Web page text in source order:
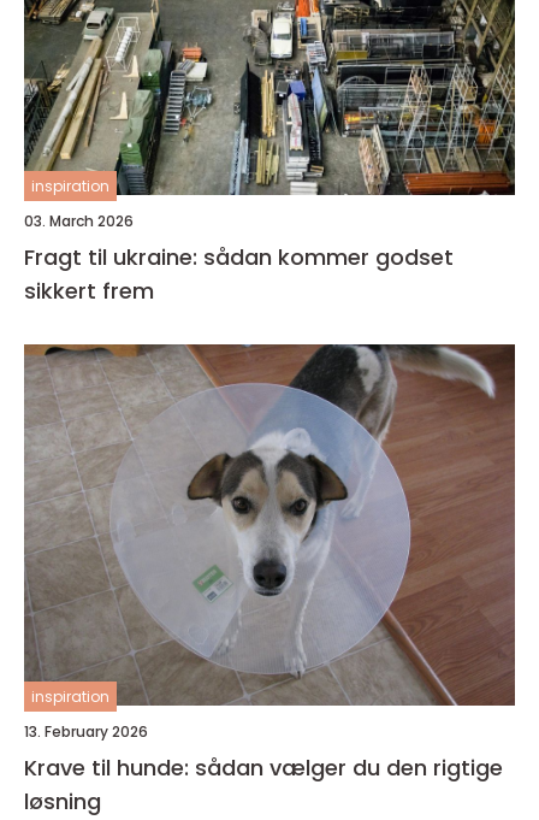
inspiration
03. March 2026
Fragt til ukraine: sådan kommer godset
sikkert frem
inspiration
13. February 2026
Krave til hunde: sådan vælger du den rigtige
løsning